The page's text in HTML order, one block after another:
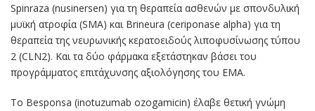
Spinraza (nusinersen) για τη θεραπεία ασθενών με σπονδυλική
μυϊκή ατροφία (SMA) και Brineura (ceriponase alpha) για τη
θεραπεία της νευρωνικής κερατοειδούς λιποφυσίνωσης τύπου
2 (CLN2). Και τα δύο φάρμακα εξετάστηκαν βάσει του
προγράμματος επιτάχυνσης αξιολόγησης του EMA.
Το Besponsa (inotuzumab ozogamicin) έλαβε θετική γνώμη